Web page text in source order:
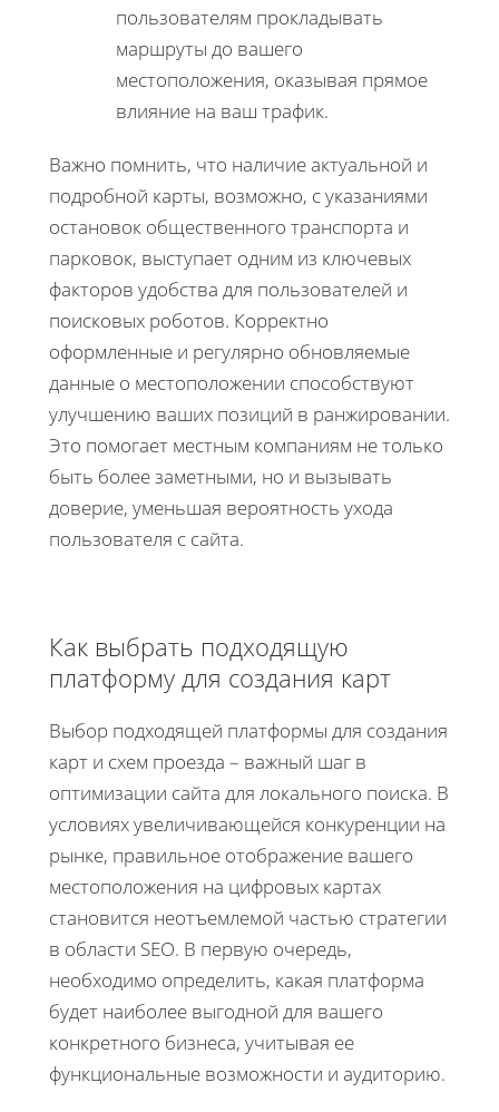
пользователям прокладывать
маршруты до вашего
местоположения, оказывая прямое
влияние на ваш трафик.
Важно помнить, что наличие актуальной и
подробной карты, возможно, с указаниями
остановок общественного транспорта и
парковок, выступает одним из ключевых
факторов удобства для пользователей и
поисковых роботов. Корректно
оформленные и регулярно обновляемые
данные о местоположении способствуют
улучшению ваших позиций в ранжировании.
Это помогает местным компаниям не только
быть более заметными, но и вызывать
доверие, уменьшая вероятность ухода
пользователя с сайта.
Как выбрать подходящую
платформу для создания карт
Выбор подходящей платформы для создания
карт и схем проезда – важный шаг в
оптимизации сайта для локального поиска. В
условиях увеличивающейся конкуренции на
рынке, правильное отображение вашего
местоположения на цифровых картах
становится неотъемлемой частью стратегии
в области SEO. В первую очередь,
необходимо определить, какая платформа
будет наиболее выгодной для вашего
конкретного бизнеса, учитывая ее
функциональные возможности и аудиторию.